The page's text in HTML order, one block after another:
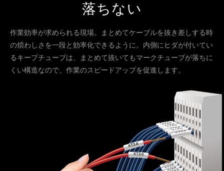
落ちない
作業効率が求められる現場。まとめてケーブルを抜き差しする時
の煩わしさを一段と効率化できるように。内側にヒダが付いてい
るキープチューブは、まとめて抜いてもマークチューブが落ちに
くい構造なので、作業のスピードアップを促進します。